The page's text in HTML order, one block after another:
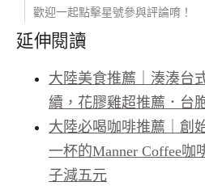
歡迎一起點擊星號參與評論唷！
延伸閱讀
大陸美食推薦｜湊湊台
續，花膠雞超推薦．台
大陸必喝咖啡推薦｜創
一杯的Manner Coffee
子減五元